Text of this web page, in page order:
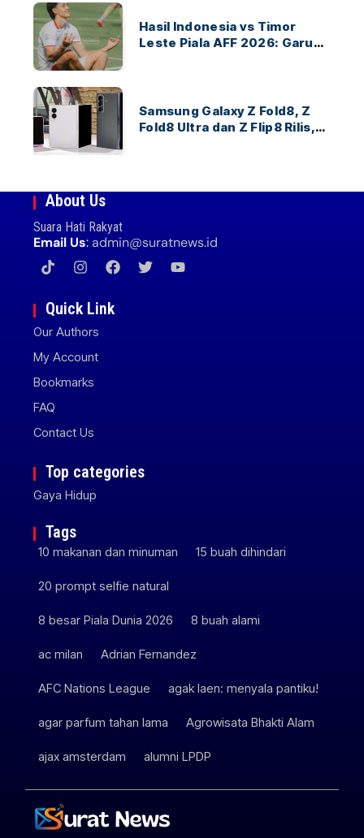
Hasil Indonesia vs Timor
Leste Piala AFF 2026: Garuda
Samsung Galaxy Z Fold8, Z
Fold8 Ultra dan Z Flip8 Rilis,
About Us
Suara Hati Rakyat
Email Us:admin@suratnews.id
Quick Link
Our Authors
My Account
Bookmarks
FAQ
Contact Us
Top categories
Gaya Hidup
Tags
10 makanan dan minuman 15 buah dihindari
20 prompt selfie natural
8 besar Piala Dunia 2026 8 buah alami
ac milan Adrian Fernandez
AFC Nations League agak laen: menyala pantiku!
agar parfum tahan lama Agrowisata Bhakti Alam
ajax amsterdam alumni LPDP